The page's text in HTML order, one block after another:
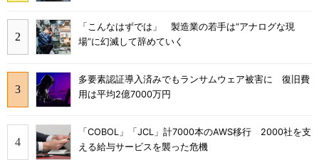
「こんなはずでは」 製造業の若手は“アナログな現
場”に幻滅して辞めていく
多要素認証導入済みでもランサムウェア被害に 復旧費
用は平均2億7000万円
「COBOL」「JCL」計7000本のAWS移行 2000社を支
える給与サービスを襲った危機